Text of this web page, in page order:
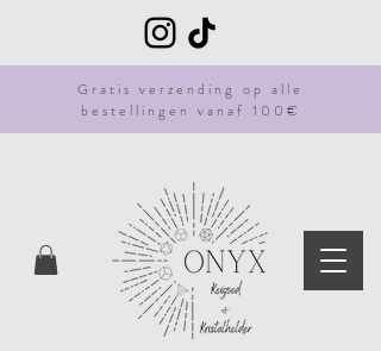
Gratis verzending op alle
bestellingen vanaf 100€